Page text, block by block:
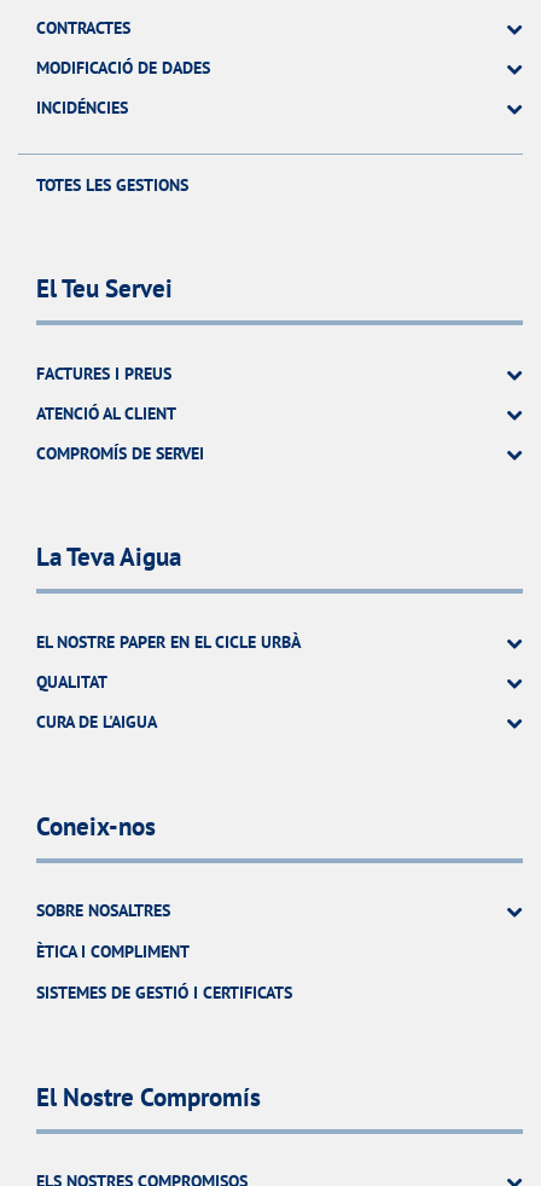
CONTRACTES
MODIFICACIÓ DE DADES
INCIDÉNCIES
TOTES LES GESTIONS
El Teu Servei
FACTURES I PREUS
ATENCIÓ AL CLIENT
COMPROMÍS DE SERVEI
La Teva Aigua
EL NOSTRE PAPER EN EL CICLE URBÀ
QUALITAT
CURA DE L'AIGUA
Coneix-nos
SOBRE NOSALTRES
ÈTICA I COMPLIMENT
SISTEMES DE GESTIÓ I CERTIFICATS
El Nostre Compromís